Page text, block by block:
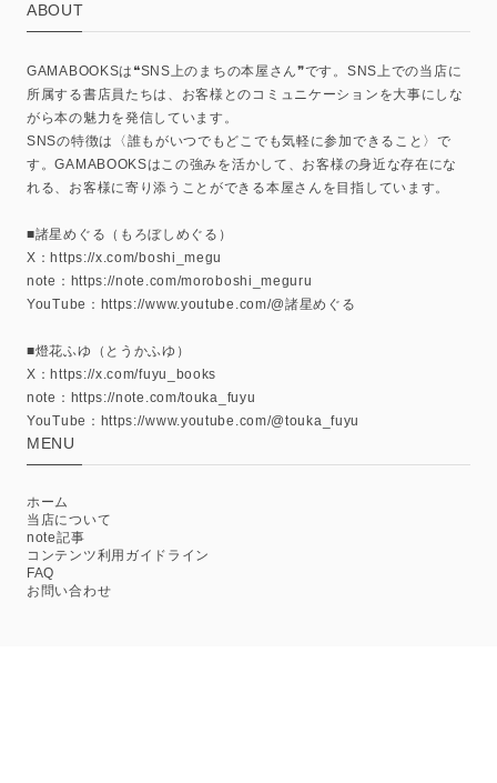
ABOUT
GAMABOOKSは❝SNS上のまちの本屋さん❞です。SNS上での当店に
所属する書店員たちは、お客様とのコミュニケーションを大事にしな
がら本の魅力を発信しています。
SNSの特徴は〈誰もがいつでもどこでも気軽に参加できること〉で
す。GAMABOOKSはこの強みを活かして、お客様の身近な存在にな
れる、お客様に寄り添うことができる本屋さんを目指しています。
■諸星めぐる（もろぼしめぐる）
X：https://x.com/boshi_megu
note：https://note.com/moroboshi_meguru
YouTube：https://www.youtube.com/@諸星めぐる
■燈花ふゆ（とうかふゆ）
X：https://x.com/fuyu_books
note：https://note.com/touka_fuyu
YouTube：https://www.youtube.com/@touka_fuyu
MENU
ホーム
当店について
note記事
コンテンツ利用ガイドライン
FAQ
お問い合わせ